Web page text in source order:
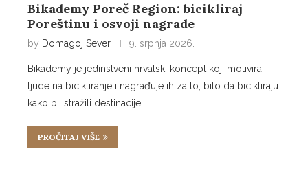
Bikademy Poreč Region: bicikliraj
Poreštinu i osvoji nagrade
by Domagoj Sever 9. srpnja 2026.
Bikademy je jedinstveni hrvatski koncept koji motivira
ljude na bicikliranje i nagrađuje ih za to, bilo da bicikliraju
kako bi istražili destinacije …
PROČITAJ VIŠE